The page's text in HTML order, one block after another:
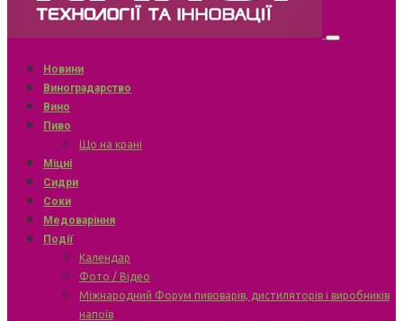
Новини
Виноградарство
Вино
Пиво
Що на крані
Міцні
Сидри
Соки
Медоваріння
Події
Календар
Фото / Відео
Міжнародний Форум пивоварів, дистиляторів і виробників
напоїв